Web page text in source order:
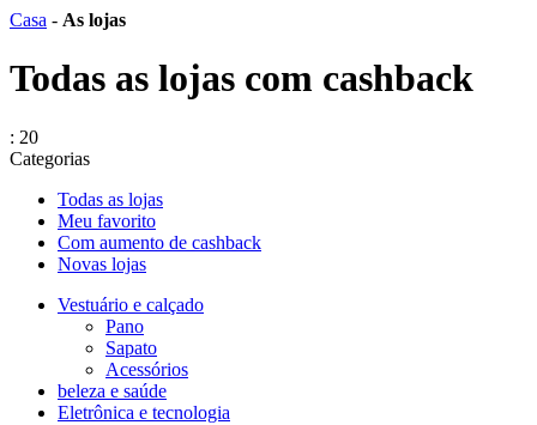
Сasa - As lojas
Todas as lojas com cashback
: 20
Categorias
Todas as lojas
Meu favorito
Com aumento de cashback
Novas lojas
Vestuário e calçado
Pano
Sapato
Acessórios
beleza e saúde
Eletrônica e tecnologia